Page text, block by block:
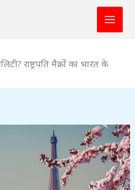
राष्ट्रपति मैक्रों का भारत के